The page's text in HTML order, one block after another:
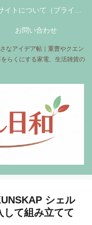
なアイデア帖｜重曹やクエン
らくにする家電、生活雑貨の
イトについて（プライバ
シーポリシーについて）
お問い合わせ
シェル
して組み立てて